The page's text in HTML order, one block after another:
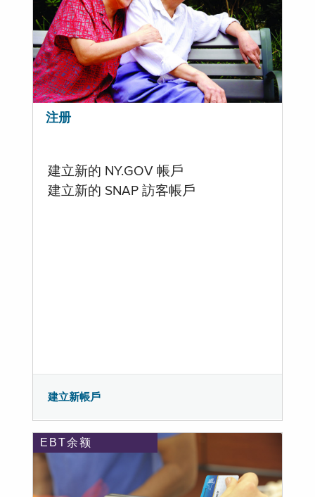
注册
建立新的 NY.GOV 帳戶
建立新的 SNAP 訪客帳戶
建立新帳戶
EBT余额